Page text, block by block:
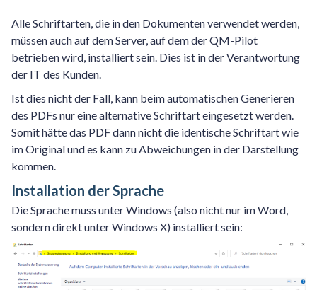
Alle Schriftarten, die in den Dokumenten verwendet werden,
müssen auch auf dem Server, auf dem der QM-Pilot
betrieben wird, installiert sein. Dies ist in der Verantwortung
der IT des Kunden.
Ist dies nicht der Fall, kann beim automatischen Generieren
des PDFs nur eine alternative Schriftart eingesetzt werden.
Somit hätte das PDF dann nicht die identische Schriftart wie
im Original und es kann zu Abweichungen in der Darstellung
kommen.
Installation der Sprache
Die Sprache muss unter Windows (also nicht nur im Word,
sondern direkt unter Windows X) installiert sein: